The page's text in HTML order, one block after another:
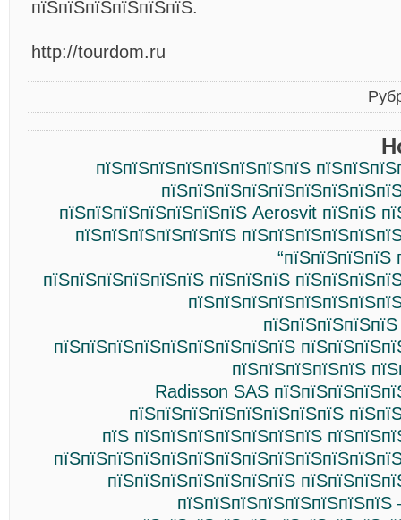
пїЅпїЅпїЅпїЅпїЅпїЅ.
http://tourdom.ru
пїЅпїЅпїЅпїЅпїЅпїЅпїЅпїЅ
пїЅпїЅпїЅпїЅпїЅпїЅпїЅ Aerosvit пїЅпїЅ
пїЅпїЅпїЅпїЅпїЅпїЅ
“пїЅпїЅпїЅпїЅ
пїЅпїЅпїЅпїЅпїЅпїЅ пїЅпїЅпїЅ
пїЅпїЅпїЅпїЅпїЅпїЅпїЅпїЅпїЅ
пїЅпїЅпїЅпїЅпїЅ
Radisson SAS
пїЅпїЅпїЅпїЅпїЅпїЅпїЅпїЅ
пїЅ пїЅпїЅпїЅпїЅпїЅпїЅпїЅ
пїЅпїЅпїЅпїЅпїЅпїЅпїЅ